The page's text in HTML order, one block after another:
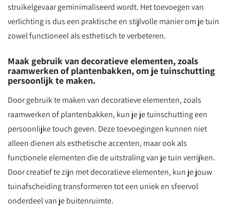
struikelgevaar geminimaliseerd wordt. Het toevoegen van
verlichting is dus een praktische en stijlvolle manier om je tuin
zowel functioneel als esthetisch te verbeteren.
Maak gebruik van decoratieve elementen, zoals
raamwerken of plantenbakken, om je tuinschutting
persoonlijk te maken.
Door gebruik te maken van decoratieve elementen, zoals
raamwerken of plantenbakken, kun je je tuinschutting een
persoonlijke touch geven. Deze toevoegingen kunnen niet
alleen dienen als esthetische accenten, maar ook als
functionele elementen die de uitstraling van je tuin verrijken.
Door creatief te zijn met decoratieve elementen, kun je jouw
tuinafscheiding transformeren tot een uniek en sfeervol
onderdeel van je buitenruimte.